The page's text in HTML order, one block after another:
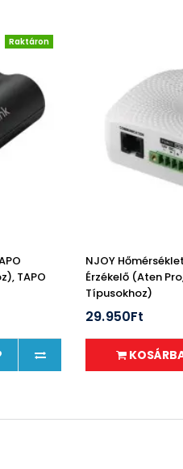
Raktáron
TAPO
NJOY
Érzékelő (Aten
Típusokhoz)
29.950Ft